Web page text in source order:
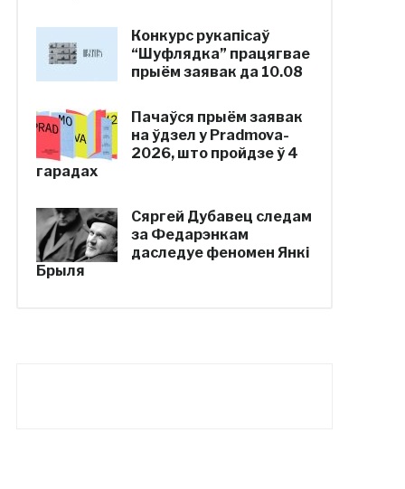
Конкурс рукапісаў
“Шуфлядка” працягвае
прыём заявак да 10.08
Пачаўся прыём заявак
на ўдзел у Pradmova-
2026, што пройдзе ў 4
гарадах
Сяргей Дубавец следам
за Федарэнкам
даследуе феномен Янкі
Брыля